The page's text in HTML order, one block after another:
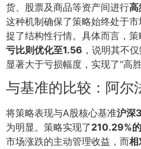
货、股票及商品等资产间进行高
这种机制确保了策略始终处于
捉了结构性行情。具体而言，策
亏比则优化至1.56 ，说明其不
显著大于亏损幅度，实现了“高
与基准的比较：阿尔
将策略表现与A股核心基准沪深
为明显。策略实现了210.29%
市场涨跌的主动管理收益，而相